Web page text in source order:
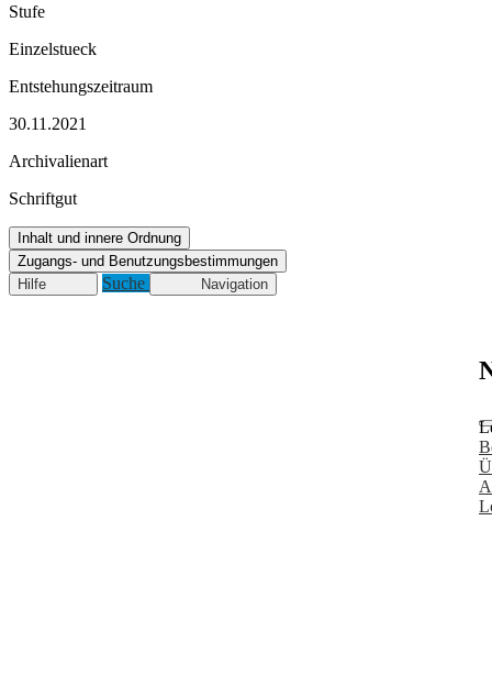
Stufe
Einzelstueck
Entstehungszeitraum
30.11.2021
Archivalienart
Schriftgut
Inhalt und innere Ordnung
Zugangs- und Benutzungsbestimmungen
Hilfe
Suche Navigation